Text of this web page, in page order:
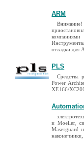
ARM
отладки для
PLS
Средства
Power
XE166/
и Moeller,
Maserguard